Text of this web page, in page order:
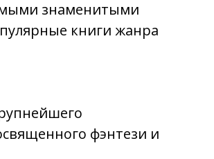
знаменитыми
книги жанра
фэнтези и